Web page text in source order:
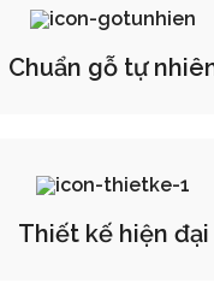
Chuẩn gỗ tự
Thiết kế hiện đại